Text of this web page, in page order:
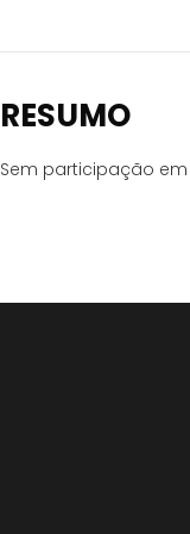
RESUMO
Sem participação em